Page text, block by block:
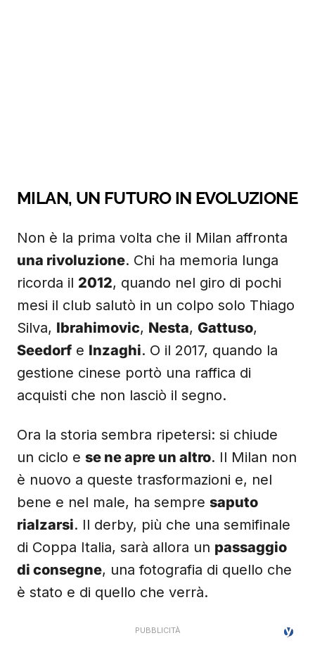
MILAN, UN FUTURO IN EVOLUZIONE
Non è la prima volta che il Milan affronta
una rivoluzione. Chi ha memoria lunga
ricorda il 2012, quando nel giro di pochi
mesi il club salutò in un colpo solo Thiago
Silva, Ibrahimovic, Nesta, Gattuso,
Seedorf e Inzaghi. O il 2017, quando la
gestione cinese portò una raffica di
acquisti che non lasciò il segno.
Ora la storia sembra ripetersi: si chiude
un ciclo e se ne apre un altro. Il Milan non
è nuovo a queste trasformazioni e, nel
bene e nel male, ha sempre saputo
rialzarsi. Il derby, più che una semifinale
di Coppa Italia, sarà allora un passaggio
di consegne, una fotografia di quello che
è stato e di quello che verrà.